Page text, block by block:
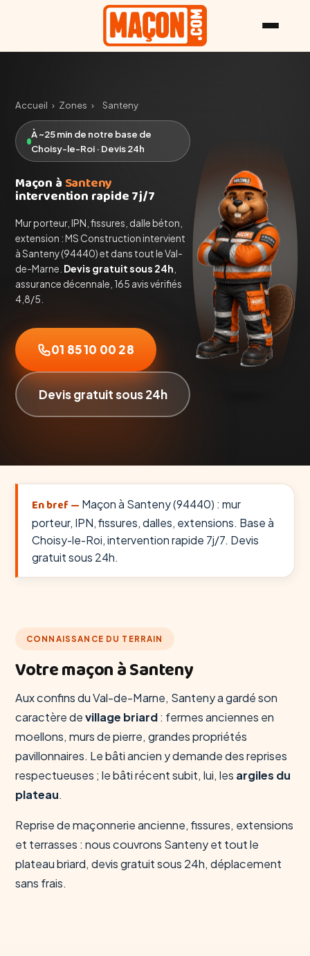
Accueil › Zones › Santeny
À ~25 min de notre base de
Choisy-le-Roi · Devis 24h
Maçon à Santeny
intervention rapide 7j/7
Mur porteur, IPN, fissures, dalle béton,
extension : MS Construction intervient
à Santeny (94440) et dans tout le Val-
de-Marne. Devis gratuit sous 24h
assurance décennale, 165 avis vérifiés
4,8/5.
01 85 10 00 28
Devis gratuit sous 24h
En bref — Maçon à Santeny (94440) : mur
porteur, IPN, fissures, dalles, extensions. Base à
Choisy-le-Roi, intervention rapide 7j/7. Devis
gratuit sous 24h.
CONNAISSANCE DU TERRAIN
Votre maçon à Santeny
Aux confins du Val-de-Marne, Santeny a gardé son
caractère devillage briard: fermes anciennes en
moellons, murs de pierre, grandes propriétés
pavillonnaires. Le bâti ancien y demande des reprises
respectueuses ; le bâti récent subit, lui, les argiles du
plateau.
Reprise de maçonnerie ancienne, fissures, extensions
et terrasses : nous couvrons Santeny et tout le
plateau briard, devis gratuit sous 24h, déplacement
sans frais.